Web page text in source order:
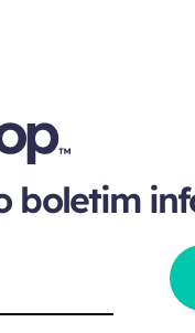
boletim